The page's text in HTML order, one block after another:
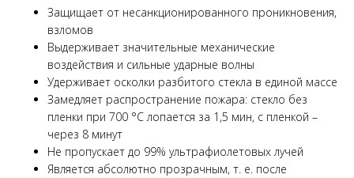
Защищает от несанкционированного проникновения,
взломов
Выдерживает значительные механические
воздействия и сильные ударные волны
Удерживает осколки разбитого стекла в единой массе
Замедляет распространение пожара: стекло без
пленки при 700 °C лопается за 1,5 мин, с пленкой –
через 8 минут
Не пропускает до 99% ультрафиолетовых лучей
Является абсолютно прозрачным, т. е. после